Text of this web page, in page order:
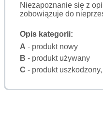
Niezapoznanie się z
zobowiązuje do
Opis kategorii:
A - produkt nowy
B - produkt używany
C - produkt